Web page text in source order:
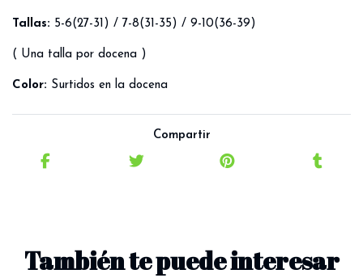
Tallas: 5-6(27-31) / 7-8(31-35) / 9-10(36-39)
( Una talla por docena )
Color: Surtidos en la docena
Compartir
También te puede interesar